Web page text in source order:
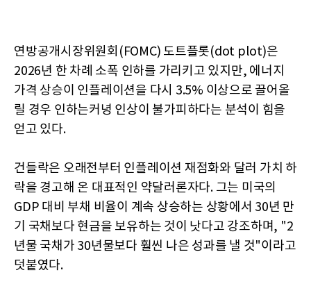
연방공개시장위원회(FOMC) 도트플롯(dot plot)은
2026년 한 차례 소폭 인하를 가리키고 있지만, 에너지
가격 상승이 인플레이션을 다시 3.5% 이상으로 끌어올
릴 경우 인하는커녕 인상이 불가피하다는 분석이 힘을
얻고 있다.
건들락은 오래전부터 인플레이션 재점화와 달러 가치 하
락을 경고해 온 대표적인 약달러론자다. 그는 미국의
GDP 대비 부채 비율이 계속 상승하는 상황에서 30년 만
기 국채보다 현금을 보유하는 것이 낫다고 강조하며, "2
년물 국채가 30년물보다 훨씬 나은 성과를 낼 것"이라고
덧붙였다.